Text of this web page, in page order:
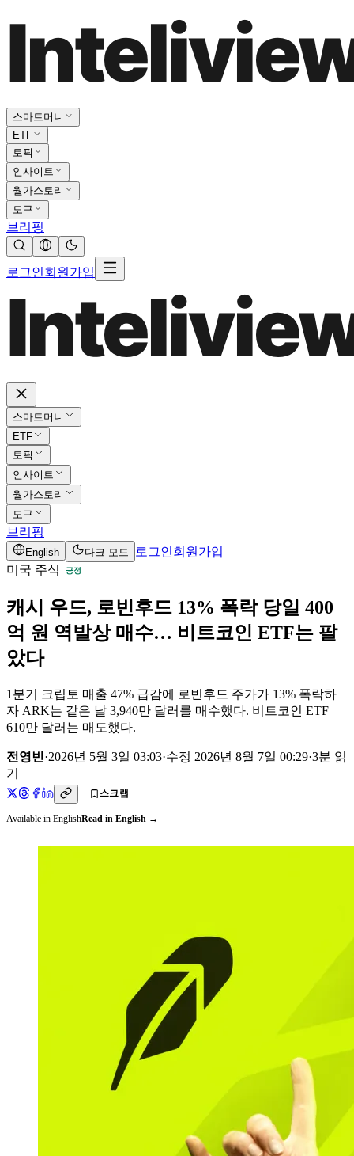
스마트머니
ETF
토픽
인사이트
월가스토리
도구
브리핑
로그인회원가입
스마트머니
ETF
토픽
인사이트
월가스토리
도구
브리핑
English 다크 모드 로그인회원가입
미국 주식
긍정
캐시 우드, 로빈후드 13% 폭락 당일 400
억 원 역발상 매수… 비트코인 ETF는 팔
았다
1분기 크립토 매출 47% 급감에 로빈후드 주가가 13% 폭락하
자 ARK는 같은 날 3,940만 달러를 매수했다. 비트코인 ETF
610만 달러는 매도했다.
전영빈·2026년 5월 3일 03:03·수정 2026년 8월 7일 00:29·3분 읽
기
스크랩
Available in EnglishRead in English →